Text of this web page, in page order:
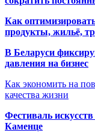
Как
продукты, жильё,
В Беларуси
давления на бизнес
Как экономить на
качества жизни
Фестиваль
Каменце